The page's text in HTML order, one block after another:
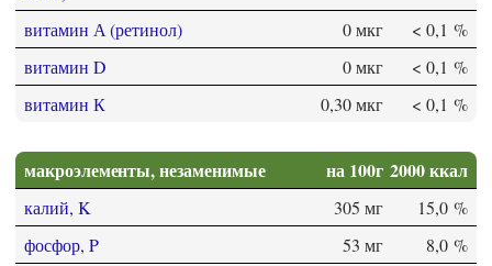
витамин А (ретинол) 0 мкг
< 0,1 %
витамин D
0 мкг
< 0,1 %
витамин К
0,30 мкг < 0,1 %
макроэлементы, незаменимые на 100г 2000 ккал
калий, K 305 мг
15,0 %
фосфор, P
53 мг
8,0 %